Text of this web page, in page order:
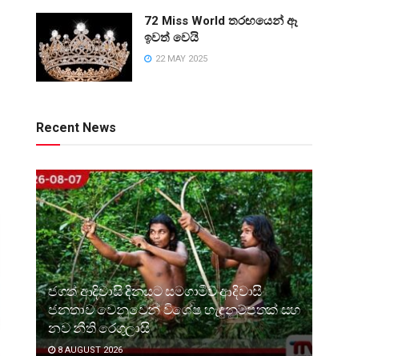
72 Miss World තරඟයෙන් ඈ
ඉවත් වෙයි
22 MAY 2025
Recent News
ජගත් ආදිවාසි දිනයට සමගාමීව ආදිවාසී
ජනතාව වෙනුවෙන් විශේෂ හැඳුනුම්පතක් සහ
නව නීති රෙගුලාසි
8 AUGUST 2026